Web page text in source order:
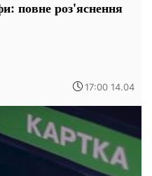
повне роз'яснення
17:00 14.04